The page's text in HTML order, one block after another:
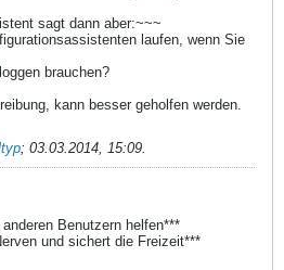
sagt dann aber:~~~
laufen, wenn Sie
brauchen?
kann besser geholfen werden.
; 03.03.2014, 15:09.
Benutzern helfen***
und sichert die Freizeit***